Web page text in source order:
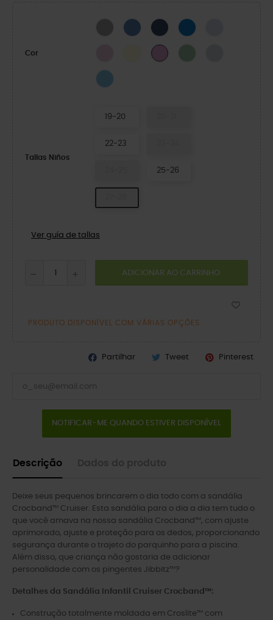
Cor
Slate Grey/Acidity
Bijou Blue/Light Grey
Navy/Varsity Red
Blue Bolt/Venetian Blue
Ballerina/Lavender
Sandstone
Bubble
VENETIAN/BLUE BOLT
Tallas Niños
19-20
22-23
25-26
Ver guía de tallas
ADICIONAR AO CARRINHO
PRODUTO DISPONÍVEL COM VÁRIAS OPÇÕES
Partilhar Tweet Pinterest
NOTIFICAR-ME QUANDO ESTIVER DISPONÍVEL
Descrição
Deixe seus pequenos brincarem o dia todo com a sandália
Crocband™ Cruiser. Esta sandália para o dia a dia tem tudo o
que você amava na nossa sandália Crocband™, com ajuste
aprimorado, ajuste e proteção para os dedos, proporcionando
segurança durante o trajeto do parquinho para a piscina.
Além disso, que criança não gostaria de adicionar
personalidade com os pingentes Jibbitz™?
Detalhes da Sandália Infantil Cruiser Crocband™:
Construção totalmente moldada em Croslite™ com